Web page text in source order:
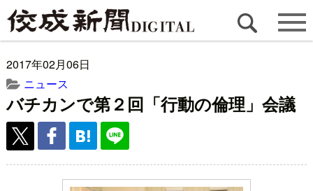
2017年02月06日
ニュース
バチカンで第２回「行動の倫理」会議